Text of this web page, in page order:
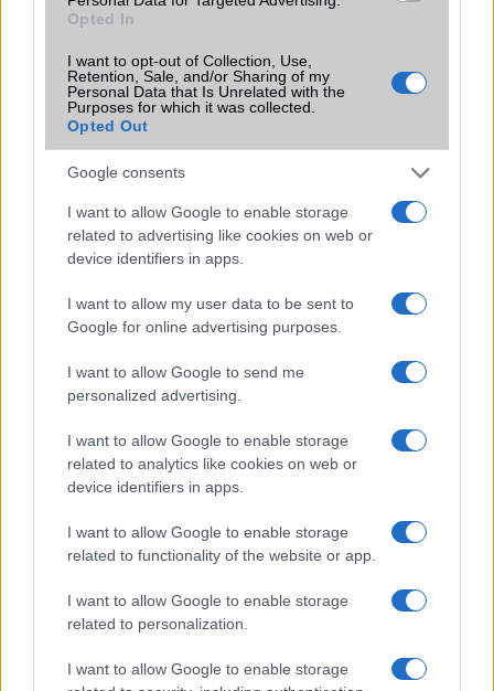
Opted In
I want to opt-out of Collection, Use,
Retention, Sale, and/or Sharing of my
Personal Data that Is Unrelated with the
Purposes for which it was collected.
Opted Out
Google consents
I want to allow Google to enable storage
related to advertising like cookies on web or
device identifiers in apps.
I want to allow my user data to be sent to
Google for online advertising purposes.
I want to allow Google to send me
personalized advertising.
I want to allow Google to enable storage
related to analytics like cookies on web or
device identifiers in apps.
I want to allow Google to enable storage
related to functionality of the website or app.
I want to allow Google to enable storage
related to personalization.
I want to allow Google to enable storage
Újabb pletyka rengetheti meg az Android piacát: a OnePlus
mellett a realme jövője is bizonytalanná válhat
Egy korszaknak vége: a OnePlus hivatalosan is kivonul
Európából és Észak-Amerikából
A Tomorrowland Belgium 2026 fesztivál fő partnere az
Anker
Akár 19 nap egyetlen töltéssel: bemutatkozott a Nokia 123
Shield, amely szándékosan nem akar okostelefon lenni
azonosítási megoldást vezetett be a Google
kialakítású fülre csíptethető vezeték nélküli fülhallgatója
Számos népszerű Samsung Galaxy készülék kimarad a One
iPhone 18 bemutató dátum - ekkor rántja le a leplet az